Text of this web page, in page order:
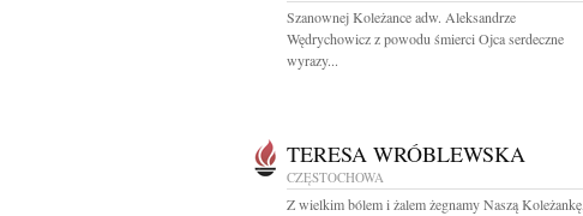
Szanownej Koleżance adw. Aleksandrze
Wędrychowicz z powodu śmierci Ojca serdeczne
wyrazy...
TERESA WRÓBLEWSKA
CZĘSTOCHOWA
Z wielkim bólem i żalem żegnamy Naszą Koleżankę,